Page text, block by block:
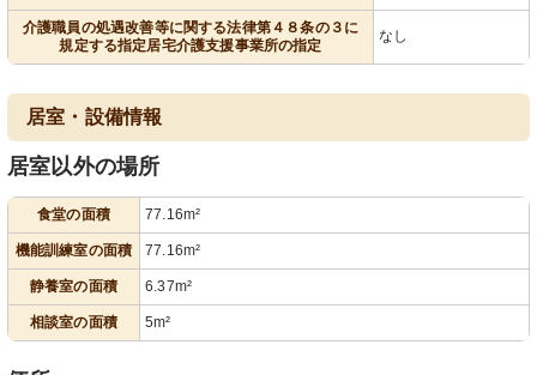
介護職員の処遇改善等に関する法律第４８条の３に
規定する指定居宅介護支援事業所の指定
なし
居室・設備情報
居室以外の場所
食堂の面積 77.16m²
機能訓練室の面積 77.16m²
静養室の面積 6.37m²
相談室の面積 5m²